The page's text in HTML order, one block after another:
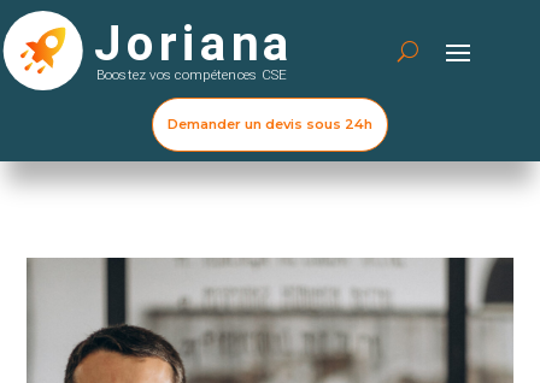
Demander un devis sous 24h